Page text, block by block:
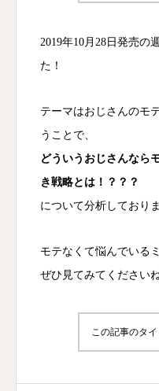
2019年10月28日発売の
た！
テーマはおじさんのモ
うことで、
どういうおじさんなら
き戦略とは！？？？
について分析しており
モテなくて悩んでいる
ぜひ見てみてください
この記事のタ